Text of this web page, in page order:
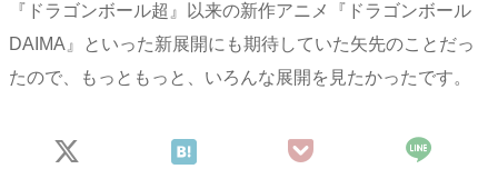
『ドラゴンボール超』以来の新作アニメ『ドラゴンボール
DAIMA』といった新展開にも期待していた矢先のことだっ
たので、もっともっと、いろんな展開を見たかったです。